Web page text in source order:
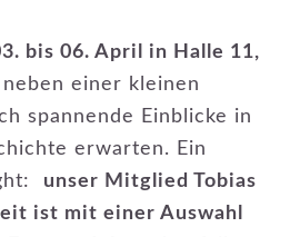
bis 06. April in Halle 11,
einer kleinen
spannende Einblicke in
erwarten. Ein
unser Mitglied Tobias
ist mit einer Auswahl